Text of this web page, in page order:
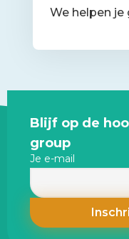
We helpen je
Site
footer
Blijf op de
group
Je e-mail